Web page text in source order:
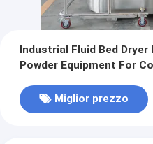
Industrial Fluid Bed Dryer
Powder Equipment For
Miglior prezzo